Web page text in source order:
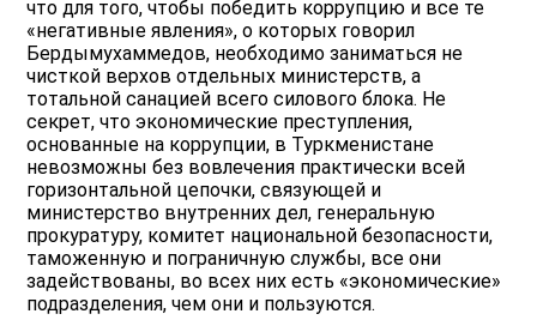
что для того, чтобы победить коррупцию и все те
«негативные явления», о которых говорил
Бердымухаммедов, необходимо заниматься не
чисткой верхов отдельных министерств, а
тотальной санацией всего силового блока. Не
секрет, что экономические преступления,
основанные на коррупции, в Туркменистане
невозможны без вовлечения практически всей
горизонтальной цепочки, связующей и
министерство внутренних дел, генеральную
прокуратуру, комитет национальной безопасности,
таможенную и пограничную службы, все они
задействованы, во всех них есть «экономические»
подразделения, чем они и пользуются.